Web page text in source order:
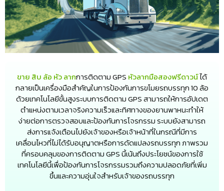
ขาย สิบ ล้อ หัว ลากการติดตาม GPS หัวลากมือสองฟรีดาวน์ได้
กลายเป็นเครื่องมือสำคัญในการป้องกันการขโมยรถบรรทุก 10 ล้อ
ด้วยเทคโนโลยีขั้นสูงระบบการติดตาม GPS สามารถให้การอัปเดต
ตำแหน่งตามเวลาจริงความเร็วและทิศทางของยานพาหนะทำให้
ง่ายต่อการตรวจสอบและป้องกันการโจรกรรม ระบบยังสามารถ
ส่งการแจ้งเตือนไปยังเจ้าของหรือเจ้าหน้าที่ในกรณีที่มีการ
เคลื่อนไหวที่ไม่ได้รับอนุญาตหรือการดัดแปลงรถบรรทุก ภาพรวม
ที่ครอบคลุมของการติดตาม GPS นี้เน้นถึงประโยชน์ของการใช้
เทคโนโลยีนี้เพื่อป้องกันการโจรกรรมรวมถึงความปลอดภัยที่เพิ่ม
ขึ้นและความอุ่นใจสำหรับเจ้าของรถบรรทุก